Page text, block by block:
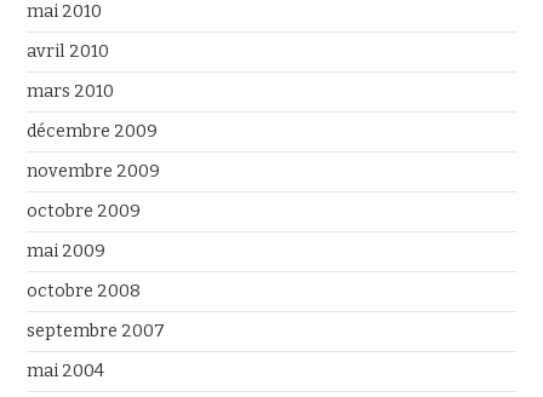
mai 2010
avril 2010
mars 2010
décembre 2009
novembre 2009
octobre 2009
mai 2009
octobre 2008
septembre 2007
mai 2004